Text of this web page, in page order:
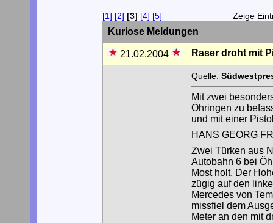
[1] [2] [3] [4] [5] Zeige
Kuriose Meldungen
21.02.2004 Raser droht mit
Quelle:
Mit zwei
Öhringen zu
und mit einer
HANS GEORG
Zwei Türken aus
Autobahn 6 bei
Most holt. Der
zügig auf den
Mercedes von
missfiel dem
Meter an den mit